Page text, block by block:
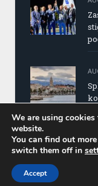
Copyright ©
We are using cookies
website.
You can find out
switch them off in
Accept